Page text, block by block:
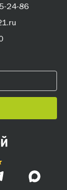
24-86